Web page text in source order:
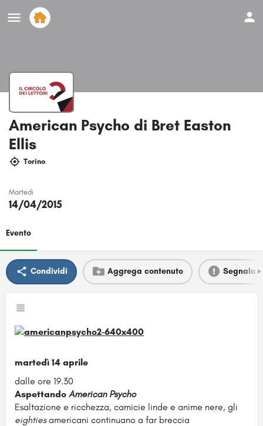
American Psycho di Bret Easton
Ellis
Torino
Martedi
14/04/2015
Evento
Condividi Aggrega contenuto Segnala
martedì 14 aprile
dalle ore 19.30
Aspettando American Psycho
Esaltazione e ricchezza, camicie linde e anime nere, gli
eightiesamericani continuano a far breccia